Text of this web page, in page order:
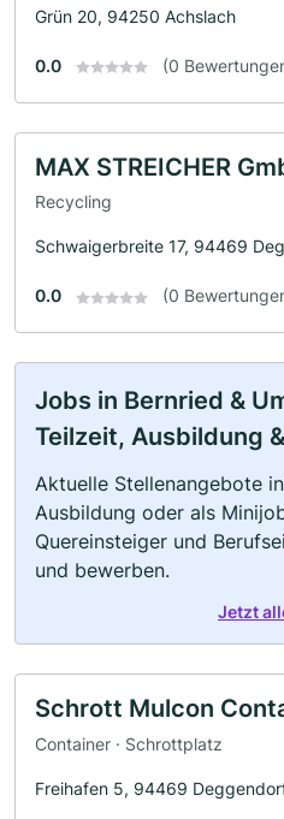
Grün 20, 94250 Achslach
0.0 (0
MAX STREICHER
Recycling
Schwaigerbreite 17, 94469
0.0 (0
Jobs in Bernried &
Teilzeit, Ausbildung
Aktuelle Stellenangebote
Ausbildung oder als
Quereinsteiger und
und bewerben.
Jetzt
Schrott Mulcon
Container · Schrottplatz
Freihafen 5, 94469